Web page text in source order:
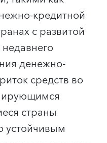
кредитной
с развитой
денежно-
средств во
страны
устойчивым